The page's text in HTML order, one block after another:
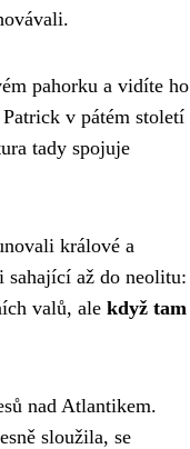
pahorku a vidíte ho
v pátém století
tady spojuje
králové a
sahající až do neolitu:
valů, ale když tam
nad Atlantikem.
sloužila, se